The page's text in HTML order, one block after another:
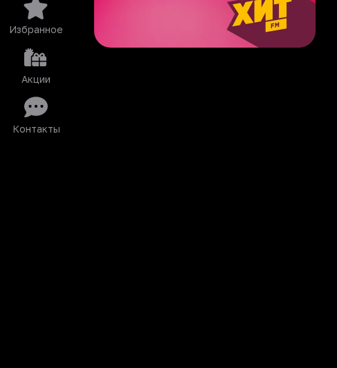
Избранное
Акции
Контакты